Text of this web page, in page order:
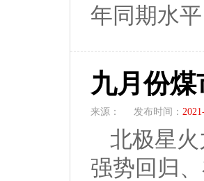
年同期水
九月份
来源： 发布时间：
北极星
强势回归